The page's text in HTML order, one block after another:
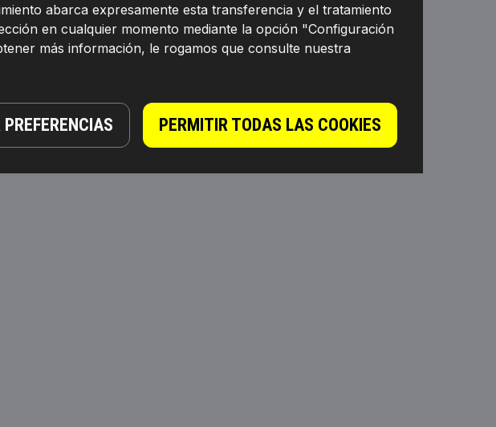
abarca expresamente esta transferencia y el tratamiento
en cualquier momento mediante la opción "Configuración
más información, le rogamos que consulte nuestra
PERMITIR TODAS LAS COOKIES